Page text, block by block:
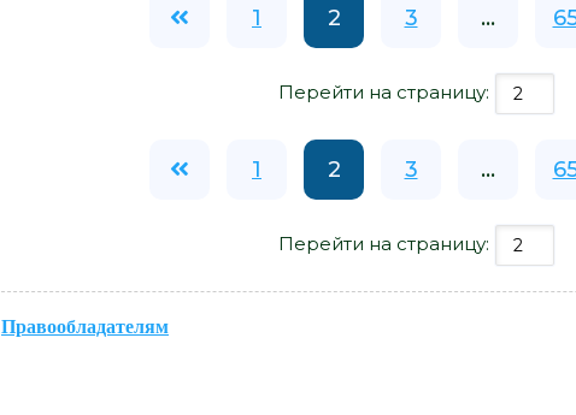
1 2 3 ...
Перейти на страницу:
1 2 3 ...
Перейти на страницу:
Правообладателям